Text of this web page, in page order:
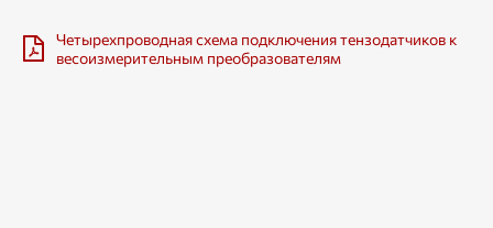
Четырехпроводная схема подключения тензодатчиков к
весоизмерительным преобразователям